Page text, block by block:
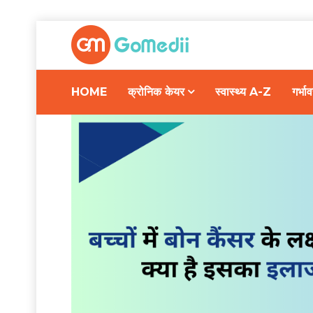
HOME क्रोनिक केयर स्वास्थ्य A-Z